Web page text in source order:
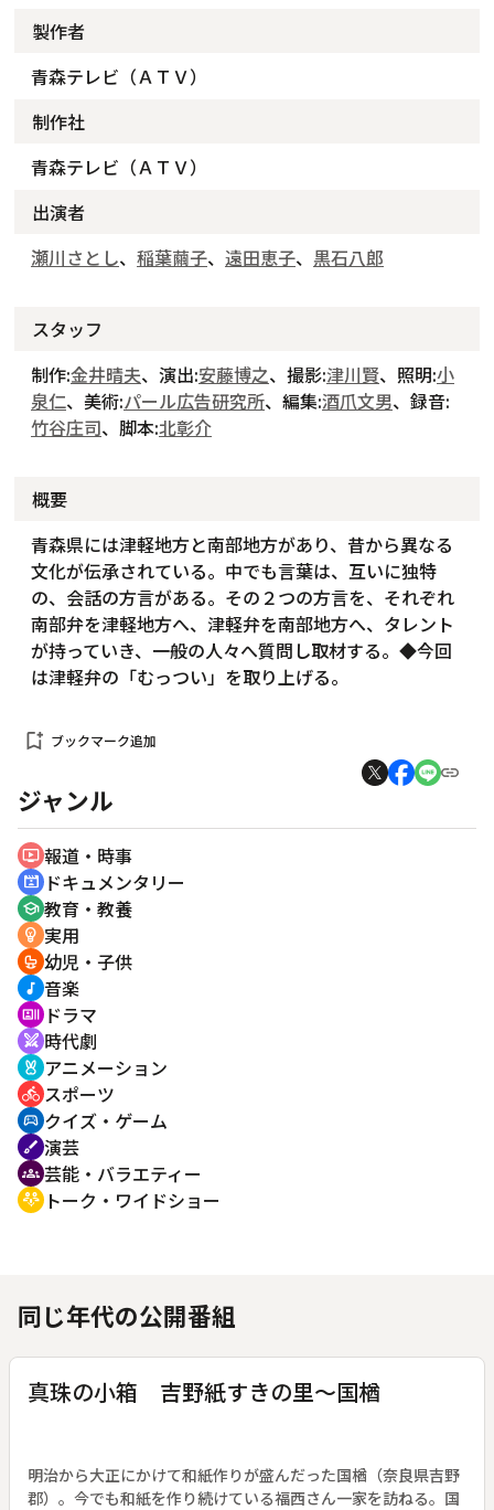
製作者
青森テレビ（ＡＴＶ）
制作社
青森テレビ（ＡＴＶ）
出演者
瀬川さとし、 稲葉繭子、 遠田恵子、 黒石八郎
スタッフ
制作:金井晴夫、演出:安藤博之、撮影:津川賢、照明:小
泉仁、美術:パール広告研究所、編集:酒爪文男、録音:
竹谷庄司、脚本:北彰介
概要
青森県には津軽地方と南部地方があり、昔から異なる
文化が伝承されている。中でも言葉は、互いに独特
の、会話の方言がある。その２つの方言を、それぞれ
南部弁を津軽地方へ、津軽弁を南部地方へ、タレント
が持っていき、一般の人々へ質問し取材する。◆今回
は津軽弁の「むっつい」を取り上げる。
bookmark_add ブックマーク追加
ジャンル
ondemand_video 報道・時事
cinematic_blur ドキュメンタリー
school 教育・教養
emoji_objects 実用
crib 幼児・子供
music_note 音楽
recent_actors ドラマ
swords 時代劇
cruelty_free アニメーション
directions_bike スポーツ
sports_esports クイズ・ゲーム
brush 演芸
groups 芸能・バラエティー
adaptive_audio_mic トーク・ワイドショー
同じ年代の公開番組
真珠の小箱 吉野紙すきの里～国楢
明治から大正にかけて和紙作りが盛んだった国楢（奈良県吉野
郡）。今でも和紙を作り続けている福西さん一家を訪ねる。国